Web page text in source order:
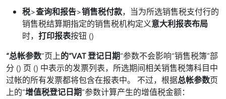
税>查询和报告>销售税付款，当为所选销售税支付行的
销售税结算期指定的销售税机构定义意大利报表布局
时， 打印报表按钮 ()
“总帐参数”页上的“VAT 登记日期”参数不会影响“销售税簿”部
分 () 页 () 中表示的发票列表，所选期间相关销售税簿科目中
过帐的所有发票都将包含在报表中。 不过，根据总帐参数页
上的“增值税登记日期”参数计算产生的增值税金额：